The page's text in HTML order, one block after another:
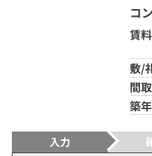
賃料
敷/
間
築
入力